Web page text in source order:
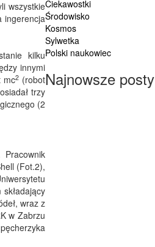
wszystkie
ingerencja
kilku
innymi
mc2 (robot
trzy
(2
(Fot.2),
wraz z
w Zabrzu
Ciekawostki
Środowisko
Kosmos
Sylwetka
Polski naukowiec
Najnowsze posty